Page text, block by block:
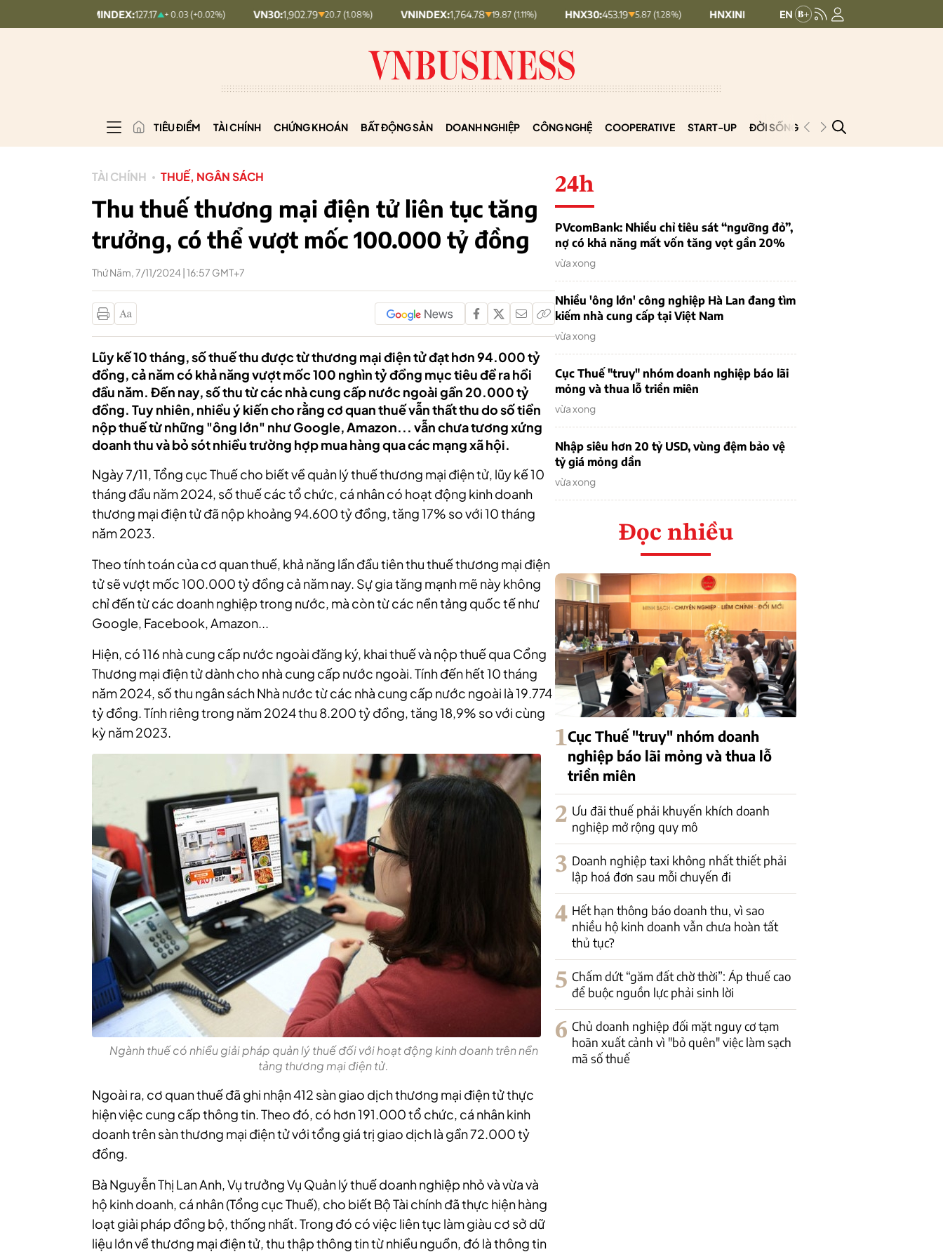
127.17 + 0.03 (+0.02%) VN30: 1,902.79 20.7 (1.08%) VNINDEX: 1,764.78 19.87 (1.11%) HNX30: 453.19 5.87 (1.28%) HNXINDEX:292.64 8.56 (2.84%) UPCOMINDEX:
TIÊU ĐIỂM TÀI CHÍNH CHỨNG KHOÁN BẤT ĐỘNG SẢN DOANH NGHIỆP CÔNG NGHỆ COOPERATIVE START-UP ĐỜI SỐNG PODCAST
TÀI CHÍNH THUẾ, NGÂN SÁCH
Thu thuế thương mại điện tử liên tục tăng
trưởng, có thể vượt mốc 100.000 tỷ đồng
Thứ Năm, 7/11/2024 | 16:57 GMT+7
Lũy kế 10 tháng, số thuế thu được từ thương mại điện tử đạt hơn 94.000 tỷ
đồng, cả năm có khả năng vượt mốc 100 nghìn tỷ đồng mục tiêu đề ra hồi
đầu năm. Đến nay, số thu từ các nhà cung cấp nước ngoài gần 20.000 tỷ
đồng. Tuy nhiên, nhiều ý kiến cho rằng cơ quan thuế vẫn thất thu do số tiền
nộp thuế từ những "ông lớn" như Google, Amazon... vẫn chưa tương xứng
doanh thu và bỏ sót nhiều trường hợp mua hàng qua các mạng xã hội.
Ngày 7/11, Tổng cục Thuế cho biết về quản lý thuế thương mại điện tử, lũy kế 10
tháng đầu năm 2024, số thuế các tổ chức, cá nhân có hoạt động kinh doanh
thương mại điện tử đã nộp khoảng 94.600 tỷ đồng, tăng 17% so với 10 tháng
năm 2023.
Theo tính toán của cơ quan thuế, khả năng lần đầu tiên thu thuế thương mại điện
tử sẽ vượt mốc 100.000 tỷ đồng cả năm nay. Sự gia tăng mạnh mẽ này không
chỉ đến từ các doanh nghiệp trong nước, mà còn từ các nền tảng quốc tế như
Google, Facebook, Amazon...
Hiện, có 116 nhà cung cấp nước ngoài đăng ký, khai thuế và nộp thuế qua Cổng
Thương mại điện tử dành cho nhà cung cấp nước ngoài. Tính đến hết 10 tháng
năm 2024, số thu ngân sách Nhà nước từ các nhà cung cấp nước ngoài là 19.774
tỷ đồng. Tính riêng trong năm 2024 thu 8.200 tỷ đồng, tăng 18,9% so với cùng
kỳ năm 2023.
Ngành thuế có nhiều giải pháp quản lý thuế đối với hoạt động kinh doanh trên nền
tảng thương mại điện tử.
Ngoài ra, cơ quan thuế đã ghi nhận 412 sàn giao dịch thương mại điện tử thực
hiện việc cung cấp thông tin. Theo đó, có hơn 191.000 tổ chức, cá nhân kinh
doanh trên sàn thương mại điện tử với tổng giá trị giao dịch là gần 72.000 tỷ
đồng.
Bà Nguyễn Thị Lan Anh, Vụ trưởng Vụ Quản lý thuế doanh nghiệp nhỏ và vừa và
hộ kinh doanh, cá nhân (Tổng cục Thuế), cho biết Bộ Tài chính đã thực hiện hàng
loạt giải pháp đồng bộ, thống nhất.Trong đó có việc liên tục làm giàu cơ sở dữ
liệu lớn về thương mại điện tử, thu thập thông tin từ nhiều nguồn, đó là thông tin
24h
PVcomBank: Nhiều chỉ tiêu sát “ngưỡng đỏ”,
nợ có khả năng mất vốn tăng vọt gần 20%
vừa xong
Nhiều 'ông lớn' công nghiệp Hà Lan đang tìm
kiếm nhà cung cấp tại Việt Nam
vừa xong
Cục Thuế "truy" nhóm doanh nghiệp báo lãi
mỏng và thua lỗ triền miên
vừa xong
Nhập siêu hơn 20 tỷ USD, vùng đệm bảo vệ
tỷ giá mỏng dần
vừa xong
Đọc nhiều
1Cục Thuế "truy" nhóm doanh
nghiệp báo lãi mỏng và thua lỗ
triền miên
2 Ưu đãi thuế phải khuyến khích doanh
nghiệp mở rộng quy mô
3 Doanh nghiệp taxi không nhất thiết phải
lập hoá đơn sau mỗi chuyến đi
4 Hết hạn thông báo doanh thu, vì sao
nhiều hộ kinh doanh vẫn chưa hoàn tất
thủ tục?
5 Chấm dứt “găm đất chờ thời”: Áp thuế cao
để buộc nguồn lực phải sinh lời
6 Chủ doanh nghiệp đối mặt nguy cơ tạm
hoãn xuất cảnh vì "bỏ quên" việc làm sạch
mã số thuế